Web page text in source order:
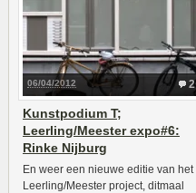
2
06/04/2012
Kunstpodium T;
Leerling/Meester expo#6:
Rinke Nijburg
En weer een nieuwe editie van het
Leerling/Meester project, ditmaal